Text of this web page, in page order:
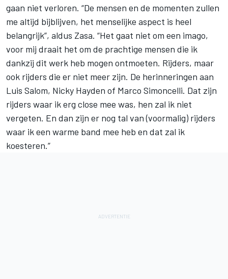
gaan niet verloren. “De mensen en de momenten zullen
me altijd bijblijven, het menselijke aspect is heel
belangrijk”, aldus Zasa. “Het gaat niet om een imago,
voor mij draait het om de prachtige mensen die ik
dankzij dit werk heb mogen ontmoeten. Rijders, maar
ook rijders die er niet meer zijn. De herinneringen aan
Luis Salom, Nicky Hayden of Marco Simoncelli. Dat zijn
rijders waar ik erg close mee was, hen zal ik niet
vergeten. En dan zijn er nog tal van (voormalig) rijders
waar ik een warme band mee heb en dat zal ik
koesteren.”